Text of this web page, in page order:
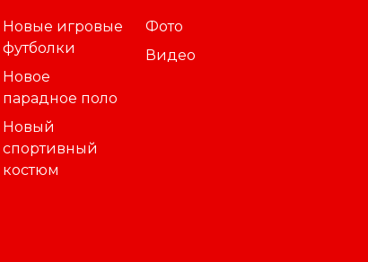
Новые игровые
футболки
Новое
парадное поло
Новый
спортивный
костюм
Фото
Видео